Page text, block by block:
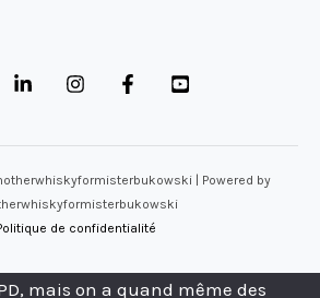
| Powered by
de confidentialité
mais on a quand même des